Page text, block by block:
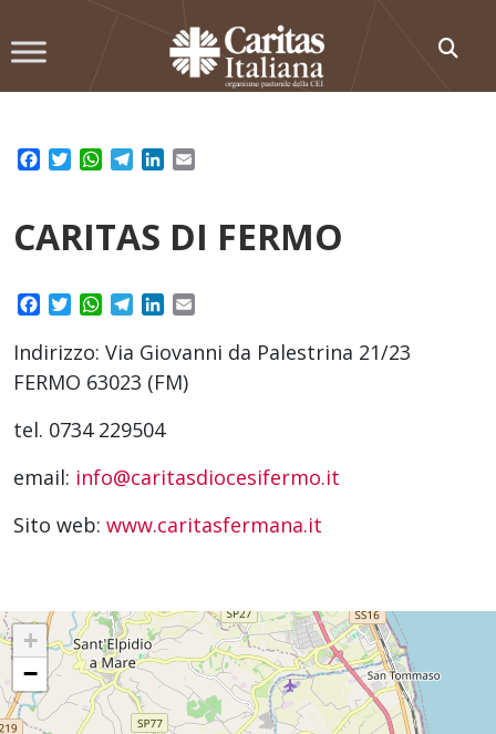
to
Facebook
TwitterWhatsApp
TelegramLinkedIn
CARITAS DI FERMO
Facebook
TwitterWhatsApp
TelegramLinkedIn
Indirizzo: Via Giovanni da Palestrina 21/23
FERMO 63023 (FM)
tel. 0734 229504
email: info@caritasdiocesifermo.it
Sito web: www.caritasfermana.it
+
−